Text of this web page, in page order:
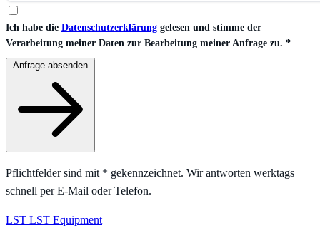
Ich habe die Datenschutzerklärung gelesen und stimme der
Verarbeitung meiner Daten zur Bearbeitung meiner Anfrage zu. *
Pflichtfelder sind mit * gekennzeichnet. Wir antworten werktags
schnell per E-Mail oder Telefon.
LST LST Equipment